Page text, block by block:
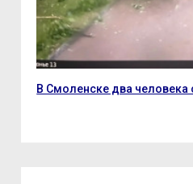
В Смоленске два человека